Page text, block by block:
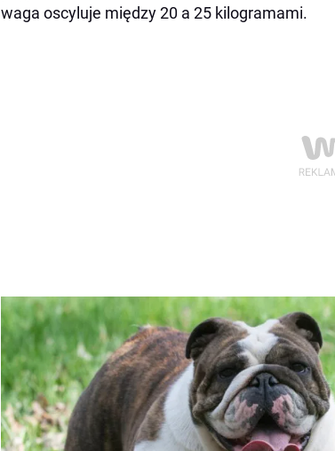
Dla kogo sprawdzi się buldog angielski?
waga oscyluje między 20 a 25 kilogramami.